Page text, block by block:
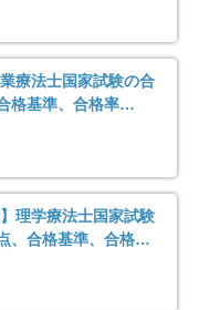
療法士国家試験の合
格基準、合格率
理学療法士国家試験
、合格基準、合格率